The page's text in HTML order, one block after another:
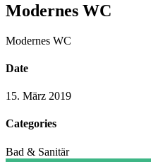
Modernes WC
Modernes WC
Date
15. März 2019
Categories
Bad & Sanitär